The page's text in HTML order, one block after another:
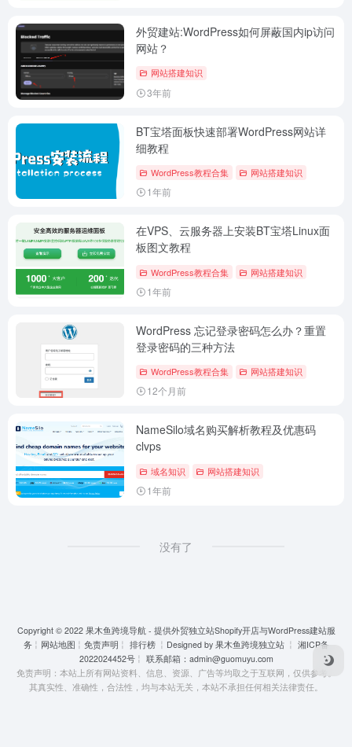
外贸建站:WordPress如何屏蔽国内ip访问
网站？
网站搭建知识
3年前
BT宝塔面板快速部署WordPress网站详
细教程
WordPress教程合集 网站搭建知识
1年前
在VPS、云服务器上安装BT宝塔Linux面
板图文教程
WordPress教程合集 网站搭建知识
1年前
WordPress 忘记登录密码怎么办？重置
登录密码的三种方法
WordPress教程合集 网站搭建知识
12个月前
NameSilo域名购买解析教程及优惠码
clvps
域名知识 网站搭建知识
1年前
没有了
Copyright © 2022 果木鱼跨境导航 - 提供外贸独立站Shopify开店与WordPress建站服
务╎ 网站地图 ╎ 免责声明 ╎ 排行榜╎Designed by 果木鱼跨境独立站╎ 湘ICP备
2022024452号╎ 联系邮箱： admin@guomuyu.com
免责声明：本站上所有网站资料、信息、资源、广告等均取之于互联网，仅供参考。
其真实性、准确性，合法性，均与本站无关，本站不承担任何相关法律责任。